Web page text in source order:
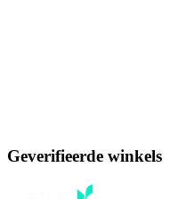
Geverifieerde winkels